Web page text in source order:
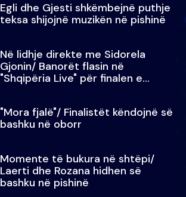
Egli dhe Gjesti shkëmbejnë puthje
teksa shijojnë muzikën në pishinë
Në lidhje direkte me Sidorela
Gjonin/ Banorët flasin në
"Shqipëria Live" për finalen e
"Mora fjalë"/ Finalistët këndojnë së
bashku në oborr
Momente të bukura në shtëpi/
Laerti dhe Rozana hidhen së
bashku në pishinë